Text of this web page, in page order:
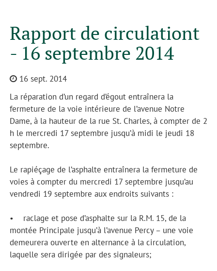
Rapport de circulationt
- 16 septembre 2014
16 sept. 2014
La réparation d’un regard d’égout entraînera la
fermeture de la voie intérieure de l’avenue Notre
Dame, à la hauteur de la rue St. Charles, à compter de 2
h le mercredi 17 septembre jusqu’à midi le jeudi 18
septembre.
Le rapiéçage de l’asphalte entraînera la fermeture de
voies à compter du mercredi 17 septembre jusqu’au
vendredi 19 septembre aux endroits suivants :
• raclage et pose d’asphalte sur la R.M. 15, de la
montée Principale jusqu’à l’avenue Percy – une voie
demeurera ouverte en alternance à la circulation,
laquelle sera dirigée par des signaleurs;